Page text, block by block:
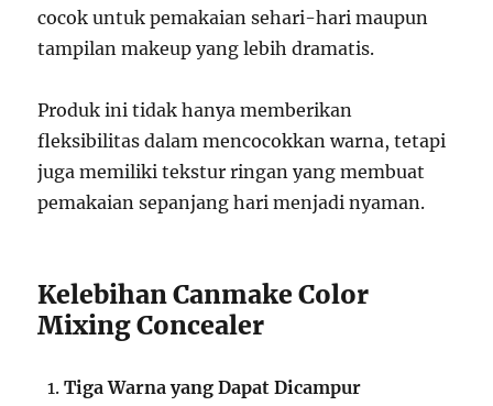
cocok untuk pemakaian sehari-hari maupun
tampilan makeup yang lebih dramatis.
Produk ini tidak hanya memberikan
fleksibilitas dalam mencocokkan warna, tetapi
juga memiliki tekstur ringan yang membuat
pemakaian sepanjang hari menjadi nyaman.
Kelebihan Canmake Color
Mixing Concealer
Tiga Warna yang Dapat Dicampur